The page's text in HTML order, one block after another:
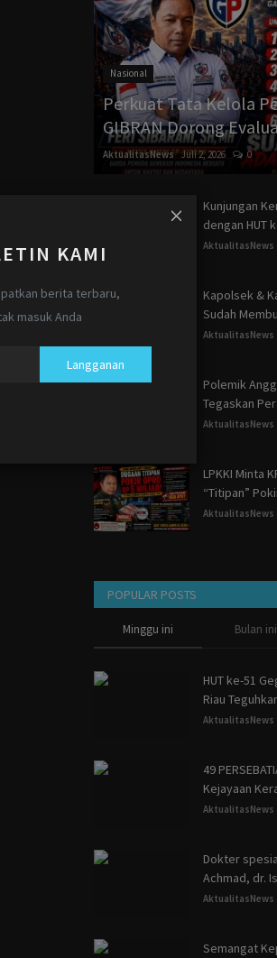
KAMI
berita terbaru,
masuk Anda
Langganan
Nasional
Perkuat Tata Kelola
GIBRAN Dorong
AktualitasNews Juli 2, 2026 0
Kunjungan
dengan HUT
AktualitasNews
Kapolsek &
Sudah
AktualitasNews
Polemik
Tegaskan
AktualitasNews
LPKKI Minta
“Titipan”
AktualitasNews
POPULAR POSTS
Minggu ini Bulan ini
HUT ke-51
Riau
AktualitasNews
49
Kejayaan
AktualitasNews
Dokter
Achmad, dr.
AktualitasNews
Semangat